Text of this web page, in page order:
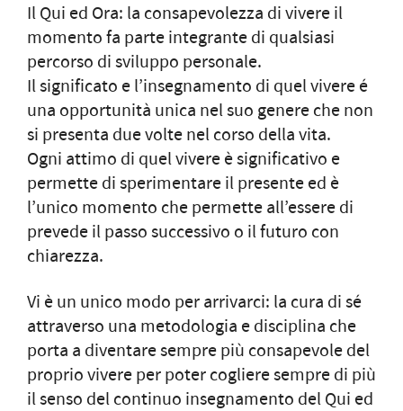
Il Qui ed Ora: la consapevolezza di vivere il
momento fa parte integrante di qualsiasi
percorso di sviluppo personale.
Il significato e l’insegnamento di quel vivere é
una opportunità unica nel suo genere che non
si presenta due volte nel corso della vita.
Ogni attimo di quel vivere è significativo e
permette di sperimentare il presente ed è
l’unico momento che permette all’essere di
prevede il passo successivo o il futuro con
chiarezza.
Vi è un unico modo per arrivarci: la cura di sé
attraverso una metodologia e disciplina che
porta a diventare sempre più consapevole del
proprio vivere per poter cogliere sempre di più
il senso del continuo insegnamento del Qui ed